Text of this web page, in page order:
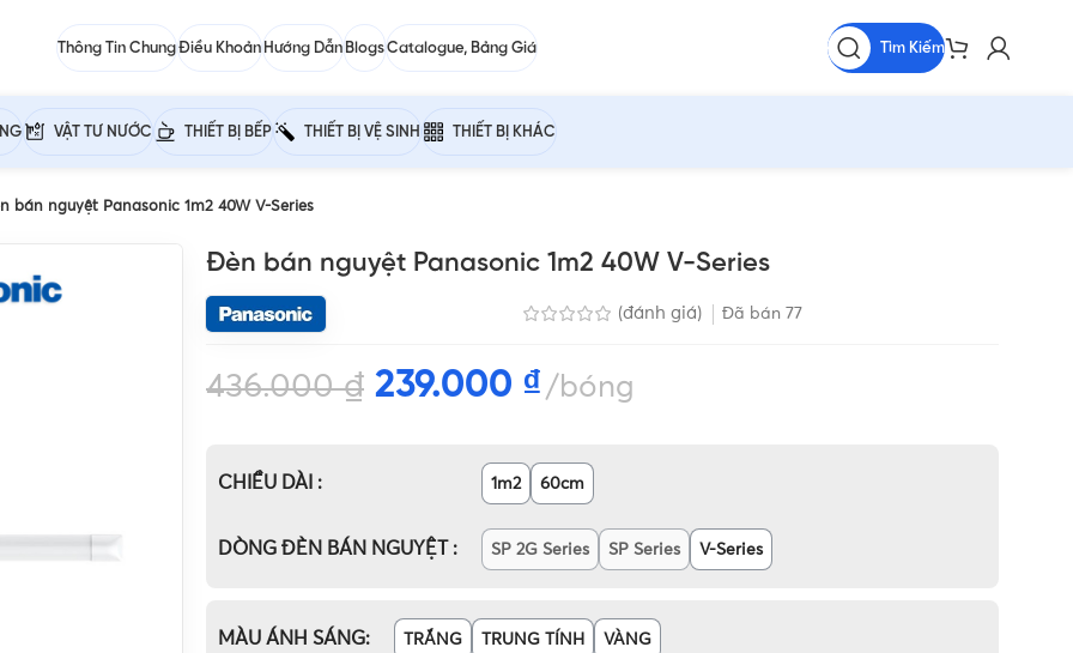
Thông Tin ChungĐiều Khoản Hướng Dẫn BlogsCatalogue, Bảng Giá Tìm Kiếm
VẬT TƯ NƯỚC THIẾT BỊ BẾP THIẾT BỊ VỆ SINH THIẾT BỊ KHÁC
bán nguyệt Panasonic 1m2 40W V-Series
Đèn bán nguyệt Panasonic 1m2 40W V-Series
(đánh giá) Đã bán 77
436.000₫ 239.000 ₫ bóng
CHIỀU DÀI 1m2 60cm
DÒNG ĐÈN BÁN NGUYỆT SP 2G Series SP Series V-Series
MÀU ÁNH SÁNG TRẮNG TRUNG TÍNH VÀNG